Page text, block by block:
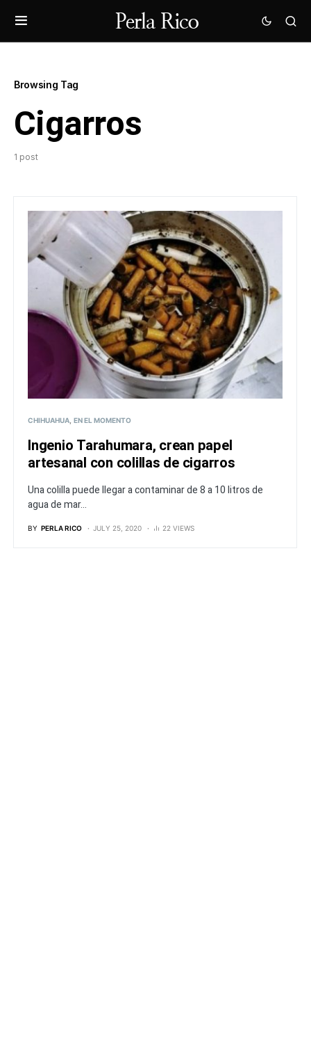
Browsing Tag
Cigarros
1 post
CHIHUAHUA EN EL MOMENTO
Ingenio Tarahumara, crean papel
artesanal con colillas de cigarros
Una colilla puede llegar a contaminar de 8 a 10 litros de
agua de mar...
BY PERLA RICO JULY 25, 2020 22 VIEWS